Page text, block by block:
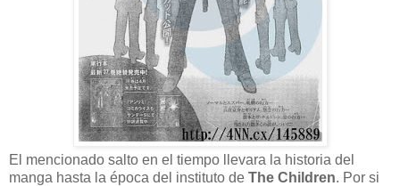
El mencionado salto en el tiempo llevara la historia del
manga hasta la época del instituto de The Children. Por si